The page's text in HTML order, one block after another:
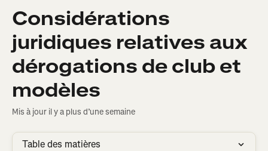
Considérations
juridiques relatives aux
dérogations de club et
modèles
Mis à jour il y a plus d’une semaine
Table des matières